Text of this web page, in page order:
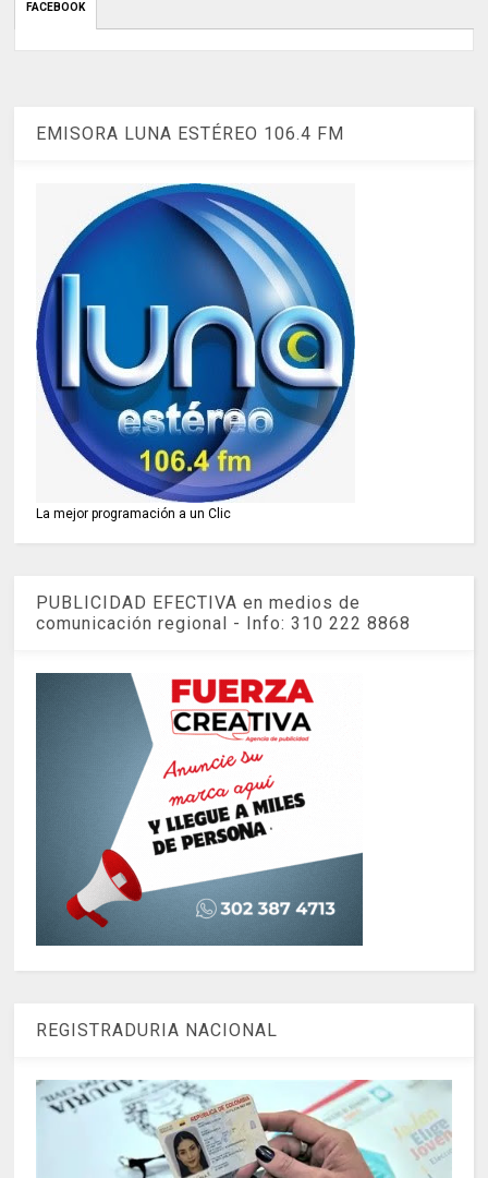
FACEBOOK
EMISORA LUNA ESTÉREO 106.4 FM
La mejor programación a un Clic
PUBLICIDAD EFECTIVA en medios de
comunicación regional - Info: 310 222 8868
REGISTRADURIA NACIONAL